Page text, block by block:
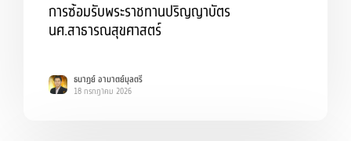
การซ้อมรับพระราชทานปริญญาบัตร
นศ.สาธารณสุขศาสตร์
ธนาฏย์ อามาตย์มุลตรี
18 กรกฎาคม 2026